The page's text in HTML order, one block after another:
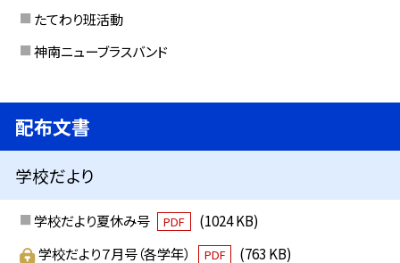
たてわり班活動
神南ニューブラスバンド
配布文書
学校だより
学校だより夏休み号 PDF
(1024 KB)
学校だより７月号（各学年）
PDF (763 KB)